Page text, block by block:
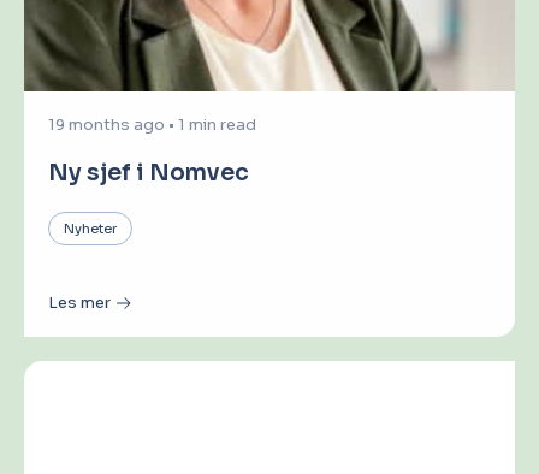
19 months ago • 1 min read
Ny sjef i Nomvec
Nyheter
Les mer